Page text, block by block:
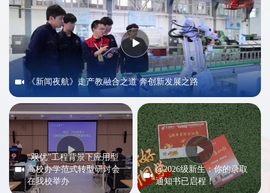
《新闻夜航》走产教融合之道 奔创新发展之路
“双优”工程背景下应用型
高校办学范式转型研讨会
在我校举办
@2026级新生：你的录取
通知书已启程！